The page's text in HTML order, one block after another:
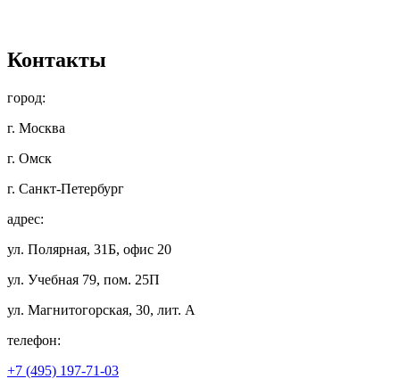
Контакты
город:
г. Москва
г. Омск
г. Санкт-Петербург
адрес:
ул. Полярная, 31Б, офис 20
ул. Учебная 79, пом. 25П
ул. Магнитогорская, 30, лит. А
телефон:
+7 (495) 197-71-03